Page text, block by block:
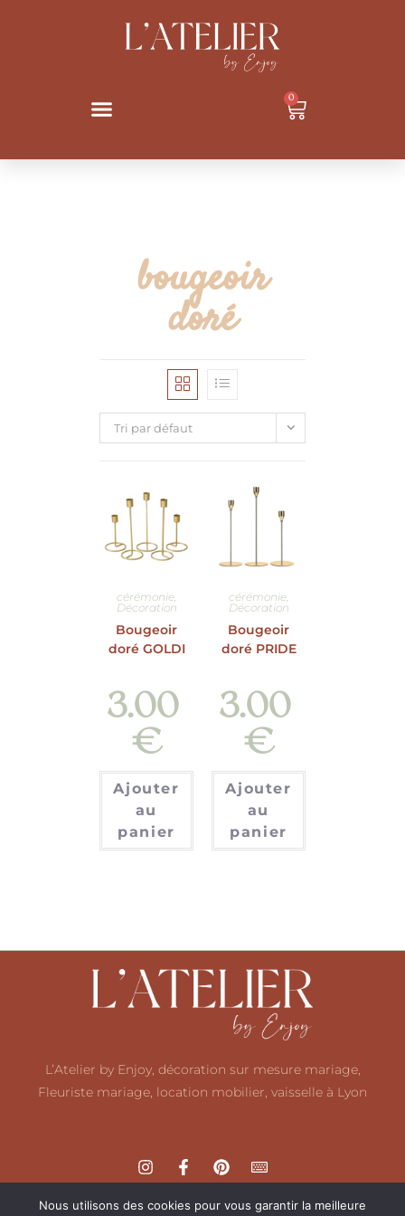
0
bougeoir
doré
Tri par défaut
cérémonie
Décoration
Bougeoir
doré GOLDI
3.00
€
Ajouter
au
panier
cérémonie
Décoration
Bougeoir
doré PRIDE
3.00
€
Ajouter
au
panier
L’Atelier by Enjoy, décoration sur mesure mariage,
Fleuriste mariage, location mobilier, vaisselle à Lyon
Nous utilisons des cookies pour vous garantir la meilleure